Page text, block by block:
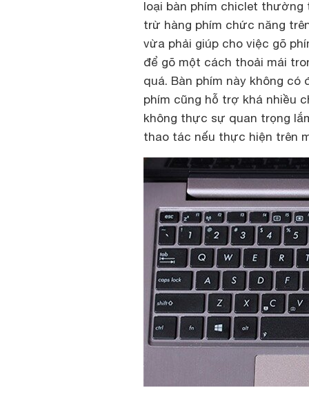
loại bàn phím chiclet thường
trừ hàng phím chức năng
vừa phải giúp cho việc gõ
để gõ một cách thoải mái
quá. Bàn phím này không có
phím cũng hỗ trợ khá nhiều
không thực sự quan trọng
thao tác nếu thực hiện trên